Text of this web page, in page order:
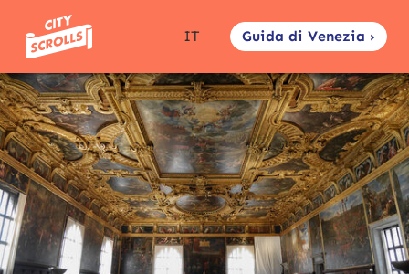
IT Guida di Venezia ›